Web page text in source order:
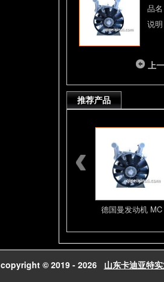
品
说
上
推荐产品
德国曼发动机 MC
copyright © 2019 - 2026 山东卡迪亚特